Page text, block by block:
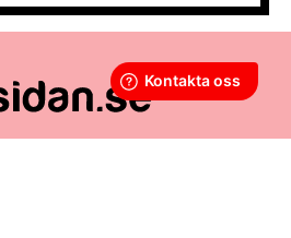
största utbud av snus –